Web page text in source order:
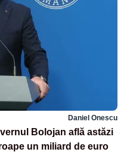
Daniel Onescu
Bolojan află astăzi
un miliard de euro